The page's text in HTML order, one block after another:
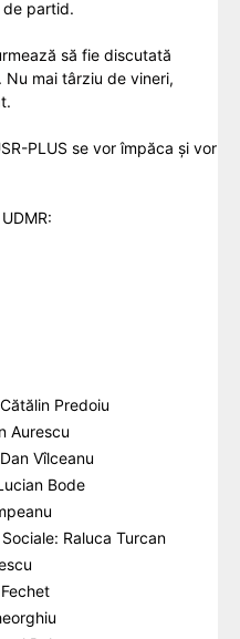
de partid.
să fie discutată
mai târziu de vineri,
PLUS se vor împăca și vor
Predoiu
Aurescu
Vîlceanu
Bode
Raluca Turcan